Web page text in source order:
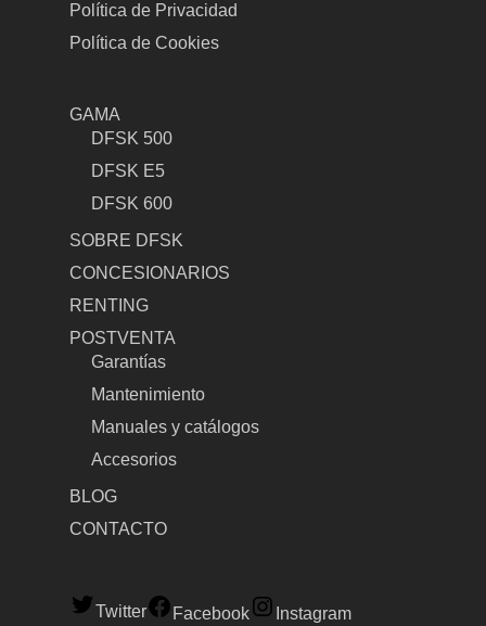
Política de Privacidad
Política de Cookies
GAMA
DFSK 500
DFSK E5
DFSK 600
SOBRE DFSK
CONCESIONARIOS
RENTING
POSTVENTA
Garantías
Mantenimiento
Manuales y catálogos
Accesorios
BLOG
CONTACTO
Twitter Facebook Instagram